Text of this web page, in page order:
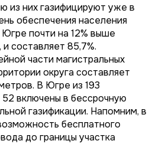
из них газифицируют уже в
обеспечения населения
почти на 12% выше
составляет 85,7%.
части магистральных
округа составляет
В Югре из 193
включены в бессрочную
газификации. Напомним, в
бесплатного
до границы участка